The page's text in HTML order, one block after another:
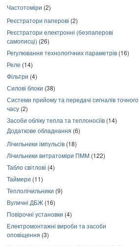
Частотоміри (2)
Реєстратори паперові (2)
Реєстратори електронні (безпаперові
самописці) (26)
Регулювання технологічних параметрів (16)
Реле (14)
Фільтри (4)
Силові блоки (38)
Системи прийому та передачі сигналів точного
часу (2)
Засоби обліку тепла та теплоносіїв (14)
Додаткове обладнання (6)
Лічильники імпульсів (18)
Лічильники витратоміри ПММ (122)
Табло світлові (4)
Таймери (11)
Теплолічильники (9)
Вуличні ДБЖ (16)
Повірочні установки (4)
Електромонтажні вироби та засоби
оповіщення (3)